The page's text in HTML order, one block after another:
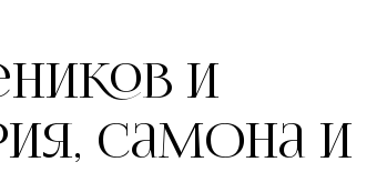
и
Самона и